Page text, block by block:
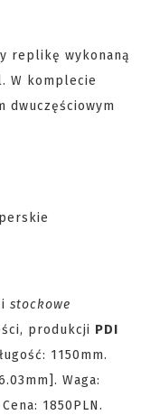
replikę wykonaną
W komplecie
dwuczęściowym
stockowe
produkcji PDI
1150mm.
Waga:
1850PLN.